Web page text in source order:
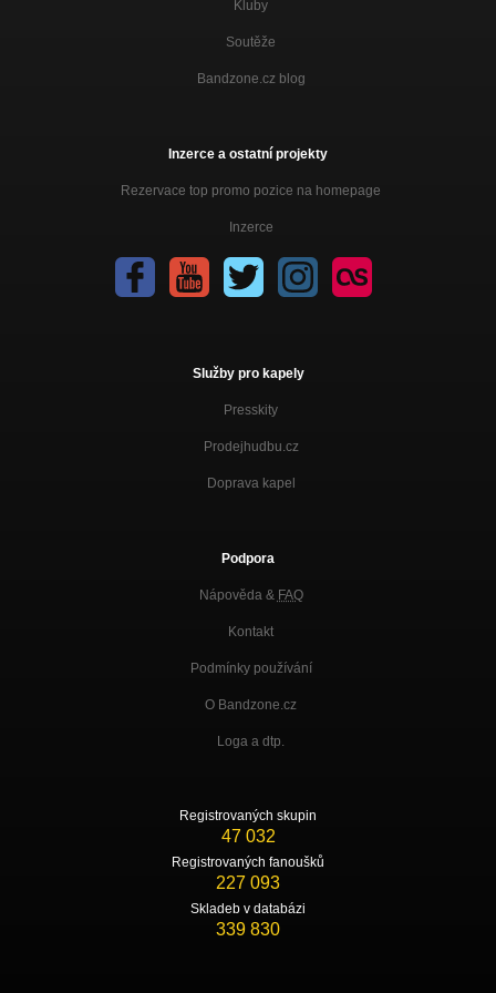
Kluby
Soutěže
Bandzone.cz blog
Inzerce a ostatní projekty
Rezervace top promo pozice na homepage
Inzerce
Služby pro kapely
Presskity
Prodejhudbu.cz
Doprava kapel
Podpora
Nápověda & FAQ
Kontakt
Podmínky používání
O Bandzone.cz
Loga a dtp.
Registrovaných skupin
47 032
Registrovaných fanoušků
227 093
Skladeb v databázi
339 830